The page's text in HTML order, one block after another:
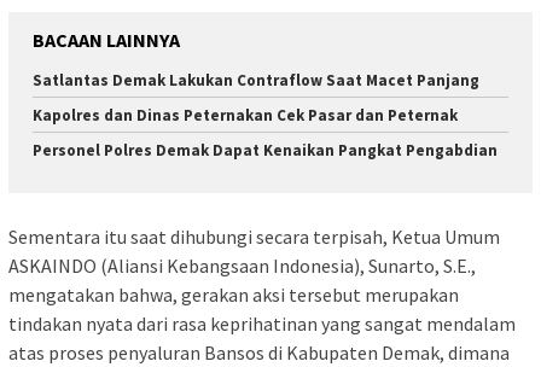
BACAAN LAINNYA
Satlantas Demak Lakukan Contraflow Saat Macet Panjang
Kapolres dan Dinas Peternakan Cek Pasar dan Peternak
Personel Polres Demak Dapat Kenaikan Pangkat Pengabdian
Sementara itu saat dihubungi secara terpisah, Ketua Umum
ASKAINDO (Aliansi Kebangsaan Indonesia), Sunarto, S.E.,
mengatakan bahwa, gerakan aksi tersebut merupakan
tindakan nyata dari rasa keprihatinan yang sangat mendalam
atas proses penyaluran Bansos di Kabupaten Demak, dimana